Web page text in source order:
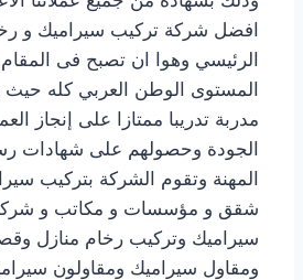
افضل شركة تركيب سيراميك و
الرئيسي وهوا ان تصبح فى
المستوى الوطن العربي كله حيث
مدربة تدريبا ممتازا على إنجاز
الجودة وحصولهم على شهادات
المهنة وتقوم الشركة بتركيب
شقق و مؤسسات و مكاتب و
سيراميك وتركيب رخام منازل
ومقاول سيراميك ومقاولون